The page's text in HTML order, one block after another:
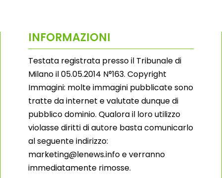
INFORMAZIONI
Testata registrata presso il Tribunale di
Milano il 05.05.2014 N°163. Copyright
Immagini: molte immagini pubblicate sono
tratte da internet e valutate dunque di
pubblico dominio. Qualora il loro utilizzo
violasse diritti di autore basta comunicarlo
al seguente indirizzo:
marketing@lenews.info e verranno
immediatamente rimosse.